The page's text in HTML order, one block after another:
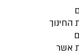
אשר